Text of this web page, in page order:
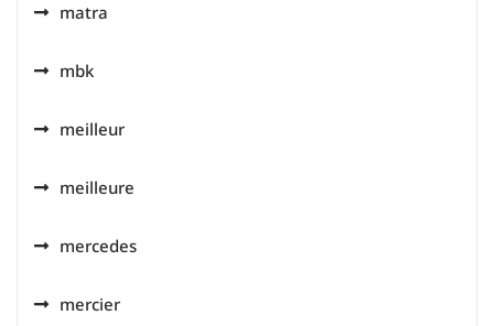
matra
mbk
meilleur
meilleure
mercedes
mercier